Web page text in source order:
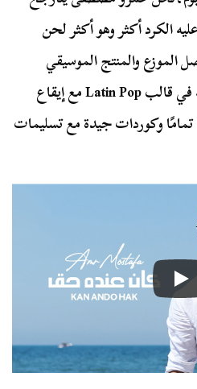
الكرد أكثر وهو أكثر لحن
الموزع والمنتج الموسيقي
Marcelo Frajmowicz تألقه في قالب Latin Pop مع إيقاع
وكوردات جيدة مع تسليمات